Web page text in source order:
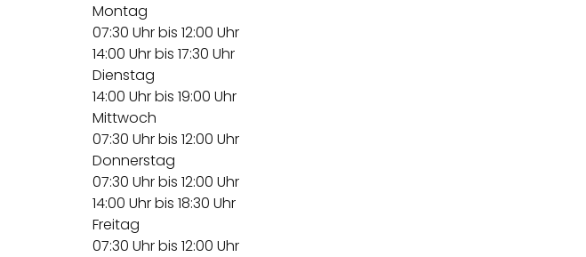
Montag
07:30 Uhr bis 12:00 Uhr
14:00 Uhr bis 17:30 Uhr
Dienstag
14:00 Uhr bis 19:00 Uhr
Mittwoch
07:30 Uhr bis 12:00 Uhr
Donnerstag
07:30 Uhr bis 12:00 Uhr
14:00 Uhr bis 18:30 Uhr
Freitag
07:30 Uhr bis 12:00 Uhr